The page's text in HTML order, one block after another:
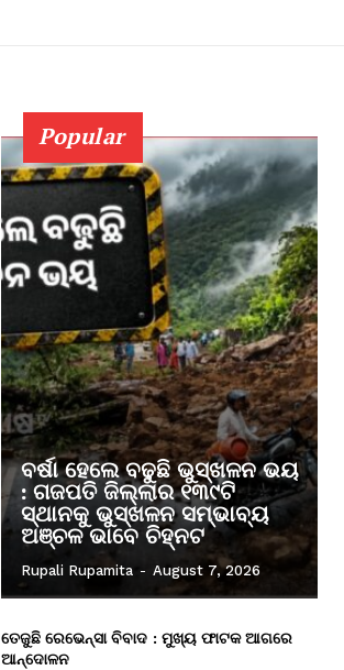
Popular
ବର୍ଷା ହେଲେ ବଢୁଛି ଭୁସ୍ଖଳନ ଭୟ
: ଗଜପତି ଜିଲ୍ଲାର ୧୩୯ଟି
ସ୍ଥାନକୁ ଭୁସ୍ଖଳନ ସମ୍ଭାବ୍ୟ
ଅଞ୍ଚଳ ଭାବେ ଚିହ୍ନଟ
Rupali Rupamita - August 7, 2026
ତେଜୁଛି ରେଭେନ୍ସା ବିବାଦ : ମୁଖ୍ୟ ଫାଟକ ଆଗରେ
ଆନ୍ଦୋଳନ